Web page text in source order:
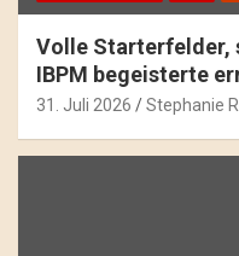
Volle Starterfelder,
IBPM begeisterte
31. Juli 2026 Stephanie